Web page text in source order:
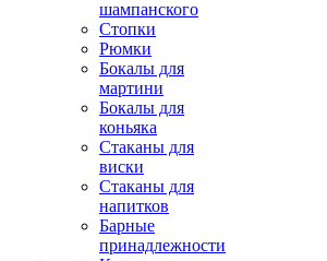
шампанского
Стопки
Рюмки
Бокалы для
мартини
Бокалы для
коньяка
Стаканы для
виски
Стаканы для
напитков
Барные
принадлежности